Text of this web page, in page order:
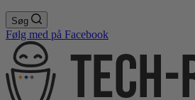
Søg
Følg med på Facebook